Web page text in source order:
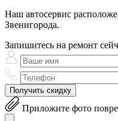
Наш автосервис
Звенигорода.
Запишитесь на ремонт
Получить скидку
Приложите фото